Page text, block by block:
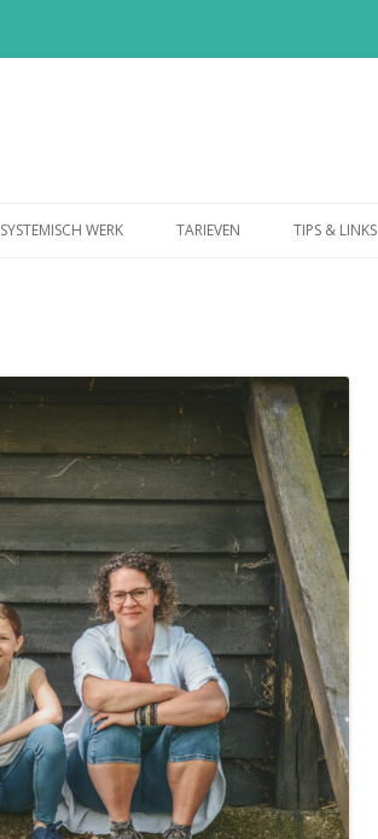
naar
SYSTEMISCH WERK TARIEVEN TIPS & LINKS